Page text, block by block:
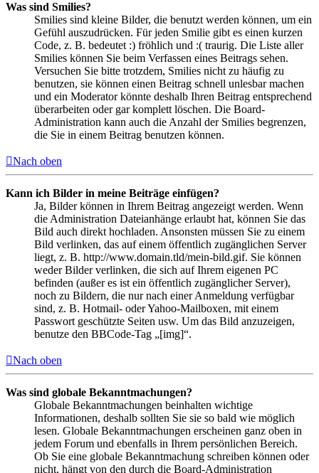
Was sind Smilies?
Smilies sind kleine Bilder, die benutzt werden können, um ein
Gefühl auszudrücken. Für jeden Smilie gibt es einen kurzen
Code, z. B. bedeutet :) fröhlich und :( traurig. Die Liste aller
Smilies können Sie beim Verfassen eines Beitrags sehen.
Versuchen Sie bitte trotzdem, Smilies nicht zu häufig zu
benutzen, sie können einen Beitrag schnell unlesbar machen
und ein Moderator könnte deshalb Ihren Beitrag entsprechend
überarbeiten oder gar komplett löschen. Die Board-
Administration kann auch die Anzahl der Smilies begrenzen,
die Sie in einem Beitrag benutzen können.
Nach oben
Kann ich Bilder in meine Beiträge einfügen?
Ja, Bilder können in Ihrem Beitrag angezeigt werden. Wenn
die Administration Dateianhänge erlaubt hat, können Sie das
Bild auch direkt hochladen. Ansonsten müssen Sie zu einem
Bild verlinken, das auf einem öffentlich zugänglichen Server
liegt, z. B. http://www.domain.tld/mein-bild.gif. Sie können
weder Bilder verlinken, die sich auf Ihrem eigenen PC
befinden (außer es ist ein öffentlich zugänglicher Server),
noch zu Bildern, die nur nach einer Anmeldung verfügbar
sind, z. B. Hotmail- oder Yahoo-Mailboxen, mit einem
Passwort geschützte Seiten usw. Um das Bild anzuzeigen,
benutze den BBCode-Tag „[img]“.
Nach oben
Was sind globale Bekanntmachungen?
Globale Bekanntmachungen beinhalten wichtige
Informationen, deshalb sollten Sie sie so bald wie möglich
lesen. Globale Bekanntmachungen erscheinen ganz oben in
jedem Forum und ebenfalls in Ihrem persönlichen Bereich.
Ob Sie eine globale Bekanntmachung schreiben können oder
nicht, hängt von den durch die Board-Administration